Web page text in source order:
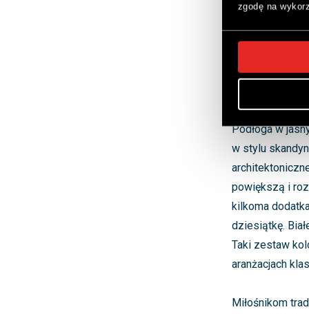
zgodę na
W jakich
najlepiej
tego
aranżacyjne.
nowoczesne
Podłoga w
w stylu
powiększą i
kilkoma
dziesiątkę.
Taki zestaw
aranżacjach
Miłośnikom